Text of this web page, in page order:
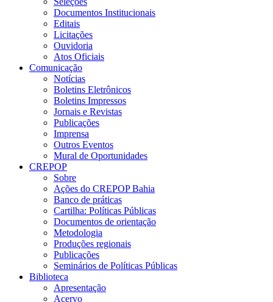
Documentos Institucionais
Editais
Licitações
Ouvidoria
Atos Oficiais
Comunicação
Notícias
Boletins Eletrônicos
Boletins Impressos
Jornais e Revistas
Publicações
Imprensa
Outros Eventos
Mural de Oportunidades
CREPOP
Sobre
Ações do CREPOP Bahia
Banco de práticas
Cartilha: Políticas Públicas
Documentos de orientação
Metodologia
Produções regionais
Publicações
Seminários de Políticas Públicas
Biblioteca
Apresentação
Acervo